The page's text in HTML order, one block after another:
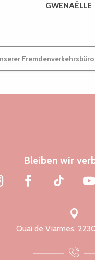
GWENAËLLE
Bleiben wir
Quai de Viarmes,